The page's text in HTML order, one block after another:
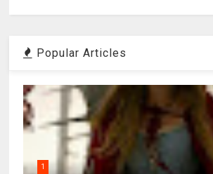
Popular Articles
1